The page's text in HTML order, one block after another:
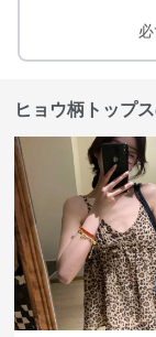
ヒョウ柄トップ